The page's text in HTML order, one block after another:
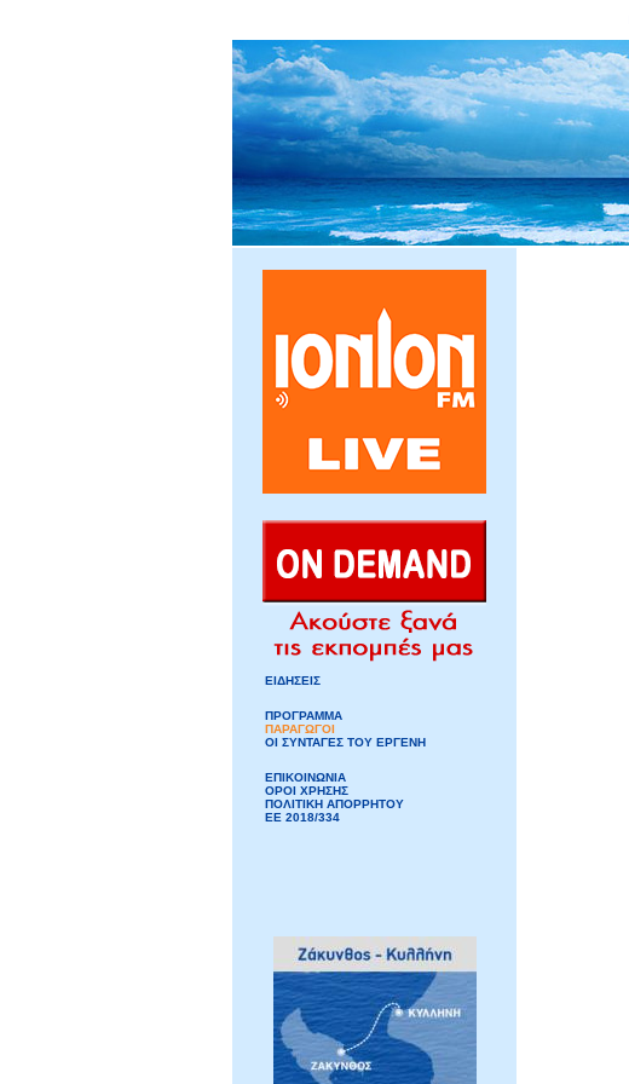
ΕΙΔΗΣΕΙΣ
ΠΡΟΓΡΑΜΜΑ
ΠΑΡΑΓΩΓΟΙ
ΟΙ ΣΥΝΤΑΓΕΣ ΤΟΥ ΕΡΓΕΝΗ
ΕΠΙΚΟΙΝΩΝΙΑ
ΟΡΟΙ ΧΡΗΣΗΣ
ΠΟΛΙΤΙΚΗ ΑΠΟΡΡΗΤΟΥ
ΕΕ 2018/334